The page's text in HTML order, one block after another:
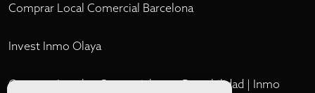
Comprar Local Comercial Barcelona
Invest Inmo Olaya
Comprar Locales Comerciales en Rentabilidad | Inmo